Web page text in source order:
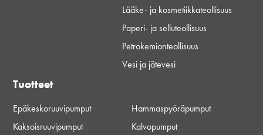
Lääke- ja kosmetiikkateollisuus
Paperi- ja selluteollisuus
Petrokemianteollisuus
Vesi ja jätevesi
Tuotteet
Epäkeskoruuvipumput
Hammaspyöräpumput
Kaksoisruuvipumput
Kalvopumput